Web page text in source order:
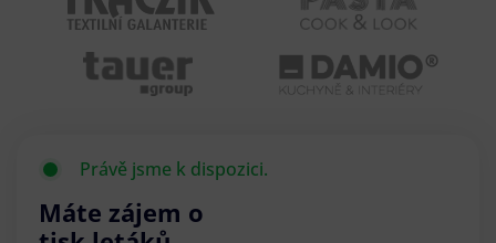
Právě jsme k dispozici.
Máte zájem o